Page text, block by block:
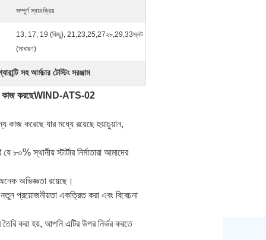
সম্পূর্ণ স্বয়ংক্রিয়
13, 17, 19 (কিছু), 21,23,25,27২৮,29,33স্লট
(সাধারণ)
সহ আর্মচার টেস্টিং সরঞ্জাম
কাজ করছেWIND-ATS-02
কাজ করেছে যার মধ্যে রয়েছে হুয়াচুয়ান,
স্থানীয় স্টার্টার নির্মাতারা আমাদের
অভিজ্ঞতা রয়েছে।
প্রয়োজনীয়তা একত্রিত করা এবং বিবেচনা
তৈরি করা হয়, আপনি এটির উপর নির্ভর করতে